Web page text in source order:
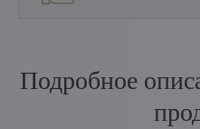
Подробное